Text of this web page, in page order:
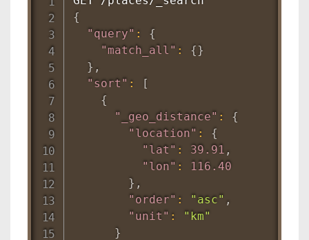
{
"query" :
{
"match_all" : {}
} ,
"sort" :
[
{
"_geo_distance" :
{
"location" :
{
"lat" : 39.91 ,
"lon" :
116.40
} ,
"order" : "asc" ,
"unit" :
"km"
}